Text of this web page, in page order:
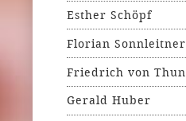
Esther Schöpf
Florian Sonnleitner
Friedrich von Thun
Gerald Huber